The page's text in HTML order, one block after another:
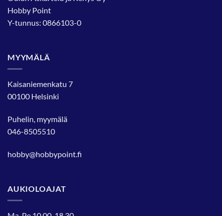
Hobby Point
Y-tunnus: 0866103-0
MYYMÄLÄ
Kaisaniemenkatu 7
00100 Helsinki
Puhelin, myymälä
046-8505510
hobby@hobbypoint.fi
AUKIOLOAJAT